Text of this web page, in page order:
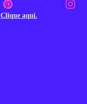
Clique aqui.